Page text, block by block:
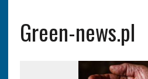
Green-news.pl